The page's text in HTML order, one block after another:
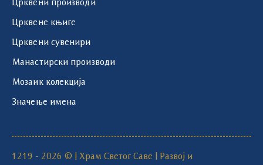
Црквени производи
Црквене књиге
Црквени сувенири
Манастирски производи
Мозаик колекција
Значење имена
1219 - 2026 © | Храм Светог Саве | Развој и